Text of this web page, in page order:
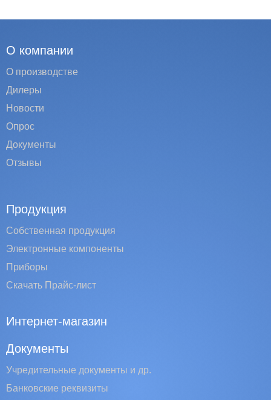
О компании
О производстве
Дилеры
Новости
Опрос
Документы
Отзывы
Продукция
Собственная продукция
Электронные компоненты
Приборы
Скачать Прайс-лист
Интернет-магазин
Документы
Учредительные документы и др.
Банковские реквизиты